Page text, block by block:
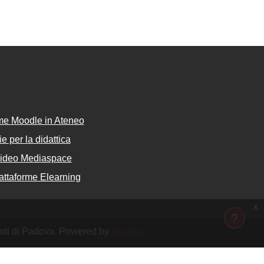
x
Moodle in Ateneo
per la didattica
Mediaspace
Elearning
di Padova. Powered by